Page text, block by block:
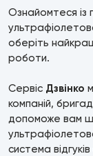
Ознайомтеся із
оберіть
роботи.
Сервіс Дзвінко
компаній,
допоможе вам
система